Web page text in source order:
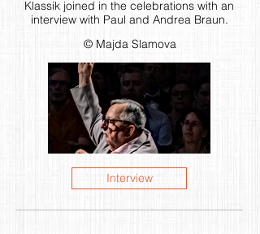
Klassik joined in the celebrations with an
interview with Paul and Andrea Braun.
© Majda Slamova
Interview